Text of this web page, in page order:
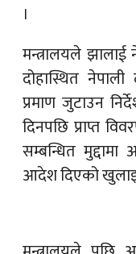
।
मन्त्रालयले झालाई
दोहास्थित
प्रमाण जुटाउन
दिनपछि प्राप्त
सम्बन्धित
आदेश दिएको